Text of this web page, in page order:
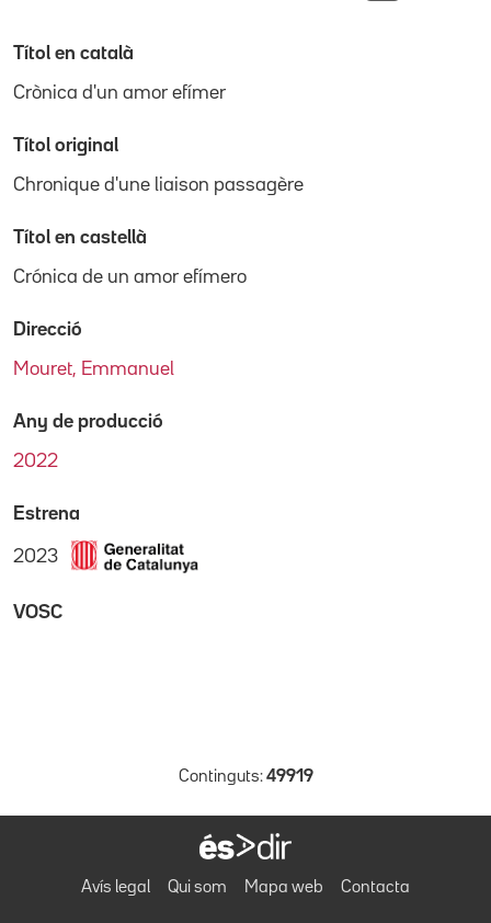
Títol en català
Crònica d'un amor efímer
Títol original
Chronique d'une liaison passagère
Títol en castellà
Crónica de un amor efímero
Direcció
Mouret, Emmanuel
Any de producció
2022
Estrena
2023
VOSC
Continguts: 49919
Avís legal Qui som Mapa web Contacta